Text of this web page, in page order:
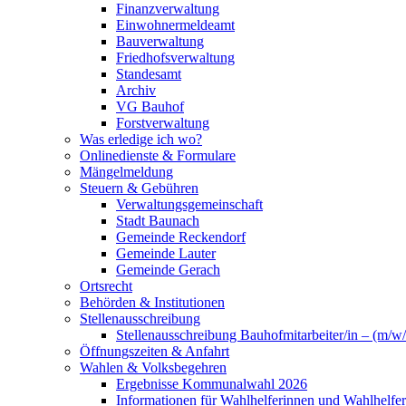
Finanzverwaltung
Einwohnermeldeamt
Bauverwaltung
Friedhofsverwaltung
Standesamt
Archiv
VG Bauhof
Forstverwaltung
Was erledige ich wo?
Onlinedienste & Formulare
Mängelmeldung
Steuern & Gebühren
Verwaltungsgemeinschaft
Stadt Baunach
Gemeinde Reckendorf
Gemeinde Lauter
Gemeinde Gerach
Ortsrecht
Behörden & Institutionen
Stellenausschreibung
Stellenausschreibung Bauhofmitarbeiter/in – (m/
Öffnungszeiten & Anfahrt
Wahlen & Volksbegehren
Ergebnisse Kommunalwahl 2026
Informationen für Wahlhelferinnen und Wahlhelfer